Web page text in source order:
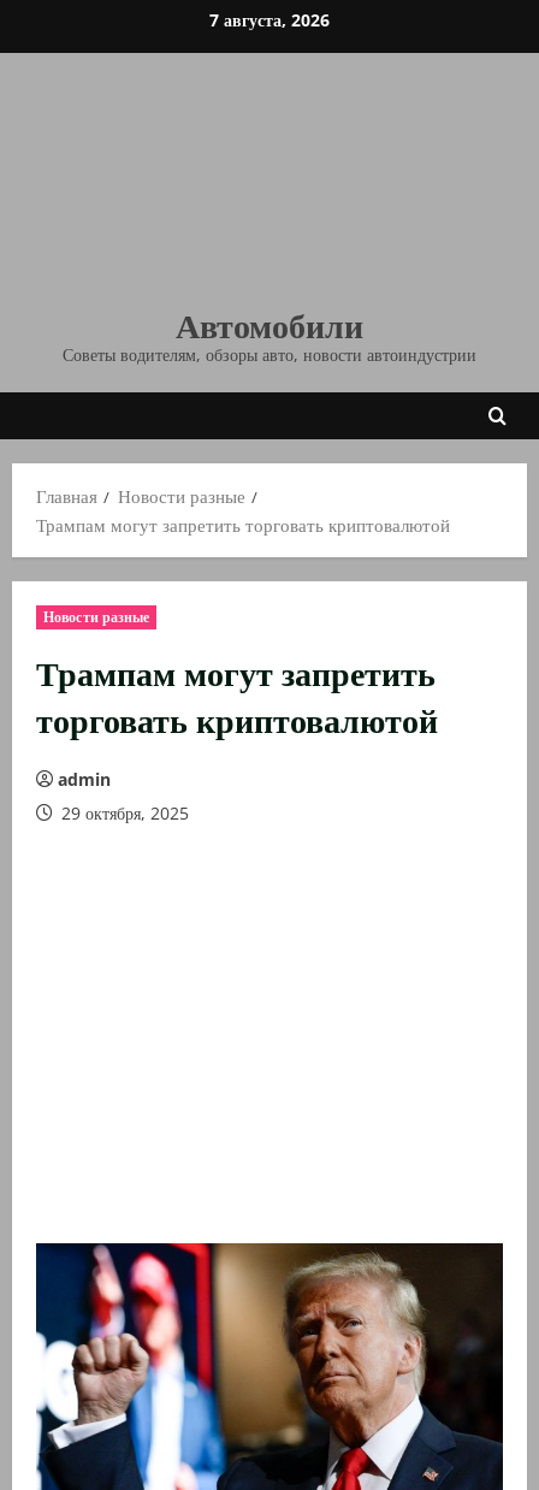
7 августа, 2026
Автомобили
Советы водителям, обзоры авто, новости автоиндустрии
Главная
Новости разные
Трампам могут запретить торговать криптовалютой
Новости разные
Трампам могут запретить
торговать криптовалютой
admin
29 октября, 2025